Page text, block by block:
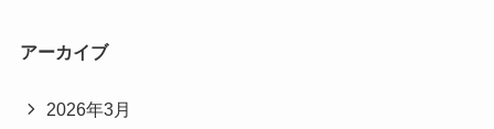
アーカイブ
2026年3月